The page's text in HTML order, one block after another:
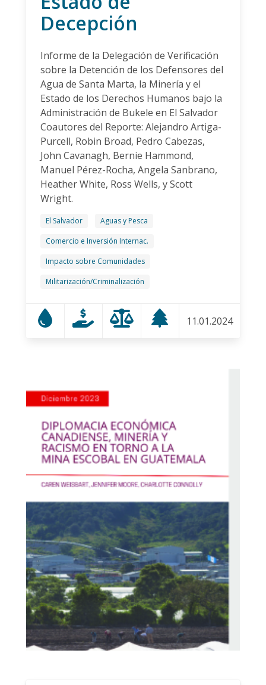
Decepción
Informe de la Delegación de Verificación
sobre la Detención de los Defensores del
Agua de Santa Marta, la Minería y el
Estado de los Derechos Humanos bajo la
Administración de Bukele en El Salvador
Coautores del Reporte: Alejandro Artiga-
Purcell, Robin Broad, Pedro Cabezas,
John Cavanagh, Bernie Hammond,
Manuel Pérez-Rocha, Angela Sanbrano,
Heather White, Ross Wells, y Scott
Wright.
El Salvador
Aguas y Pesca
Comercio e Inversión Internac.
Impacto sobre Comunidades
Militarización/Criminalización
11.01.2024